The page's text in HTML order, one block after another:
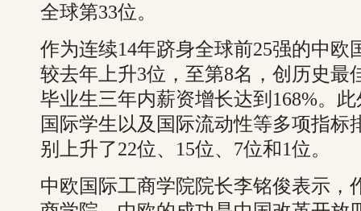
全球第33位。
作为连续14年跻身全球前25强的中欧
较去年上升3位，至第8名，创历史最
毕业生三年内薪资增长达到168%。
国际学生以及国际流动性等多项指标
别上升了22位、15位、7位和1位。
中欧国际工商学院院长李铭俊表示，